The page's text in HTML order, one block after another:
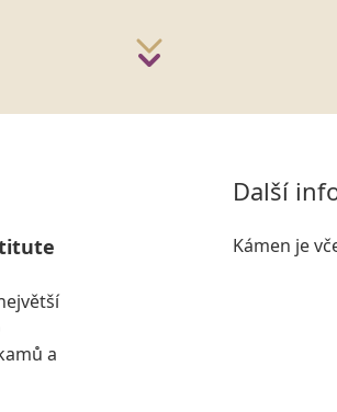
a
Další
Kámen je